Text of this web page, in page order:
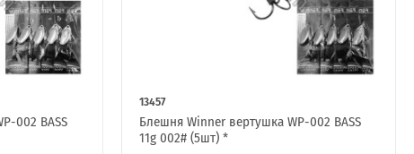
002 BASS
13457
Блешня Winner вертушка WP-002 BASS
11g 002# (5шт) *